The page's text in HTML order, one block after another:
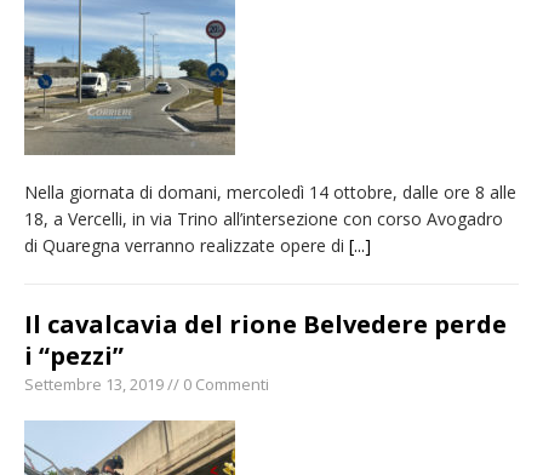
Nuovo fronte delle fiamme: vasto incendio
alle pendici del Monte Barone
Centinaia di vercellesi a Oropa per il
pellegrinaggio diocesano
Intervento dei vigili del fuoco per un
incendio di sterpaglie a Caresanablot
Dieci anni fa l’ingresso a Vercelli
dell’arcivescovo mons. Marco Arnolfo
Nella giornata di domani, mercoledì 14 ottobre, dalle ore 8 alle
18, a Vercelli, in via Trino all’intersezione con corso Avogadro
di Quaregna verranno realizzate opere di [...]
Il cavalcavia del rione Belvedere perde
i “pezzi”
Settembre 13, 2019 // 0 Commenti